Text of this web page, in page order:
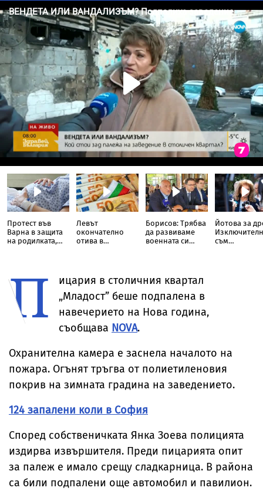
Протест във
Варна в защита
на родилката,
Левът
окончателно
отива в
Борисов: Трябва
да развиваме
военната си
Йотова за
съм
П
ицария в столичния квартал
„Младост” беше подпалена в
навечерието на Нова година,
съобщава NOVA.
Охранителна камера е заснела началото на
пожара. Огънят тръгва от полиетиленовия
покрив на зимната градина на заведението.
124 запалени коли в София
Според собственичката Янка Зоева полицията
издирва извършителя. Преди пицарията опит
за палеж е имало срещу сладкарница. В района
са били подпалени още автомобил и павилион.